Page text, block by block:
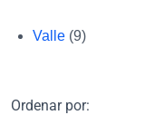
Valle (9)
Ordenar por: